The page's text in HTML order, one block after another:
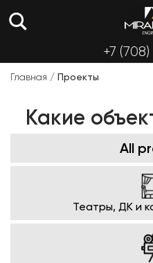
+7
Главная / Проекты
Какие
All
Театры, ДК и